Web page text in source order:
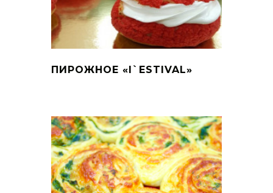
ПИРОЖНОЕ «I`ESTIVAL»